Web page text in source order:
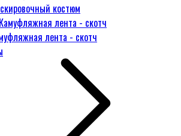
костюм
лента - скотч